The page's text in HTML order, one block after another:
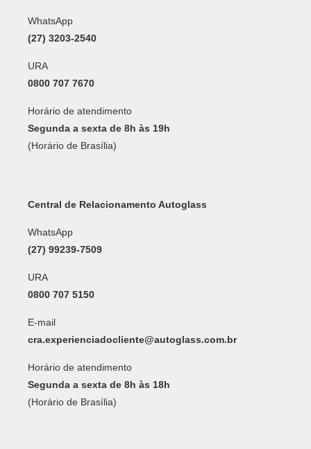
WhatsApp
(27) 3203-2540
URA
0800 707 7670
Horário de atendimento
Segunda a sexta de 8h às 19h
(Horário de Brasília)
Central de Relacionamento Autoglass
WhatsApp
(27) 99239-7509
URA
0800 707 5150
E-mail
cra.experienciadocliente@autoglass.com.br
Horário de atendimento
Segunda a sexta de 8h às 18h
(Horário de Brasília)